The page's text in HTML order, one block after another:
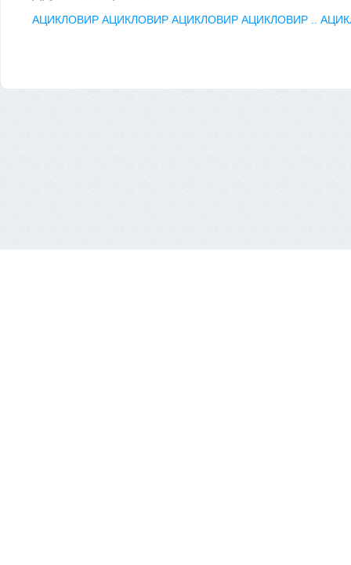
АЦИКЛОВИР АЦИКЛОВИР АЦИКЛОВИР АЦИКЛОВИР ..